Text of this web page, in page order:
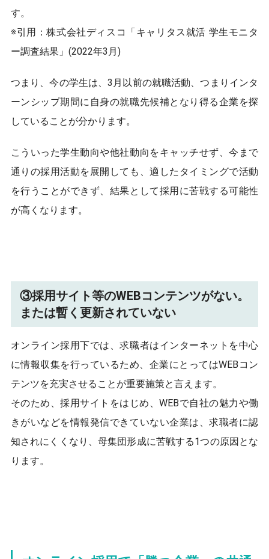
す。
※引用：株式会社ディスコ「キャリタス就活 学生モニタ
ー調査結果」(2022年3月)
つまり、今の学生は、3月以前の就職活動、つまりインタ
ーンシップ期間に自身の就職先候補となり得る企業を探
していることが分かります。
こういった学生動向や他社動向をキャッチせず、今まで
通りの採用活動を展開しても、適したタイミングで活動
を行うことができず、結果として採用に苦戦する可能性
が高くなります。
③採用サイト等のWEBコンテンツがない。
または暫く更新されていない
オンライン採用下では、求職者はインターネットを中心
に情報収集を行っているため、企業にとってはWEBコン
テンツを充実させることが重要施策と言えます。
そのため、採用サイトをはじめ、WEBで自社の魅力や働
きがいなどを情報発信できていない企業は、求職者に認
知されにくくなり、母集団形成に苦戦する1つの原因とな
ります。